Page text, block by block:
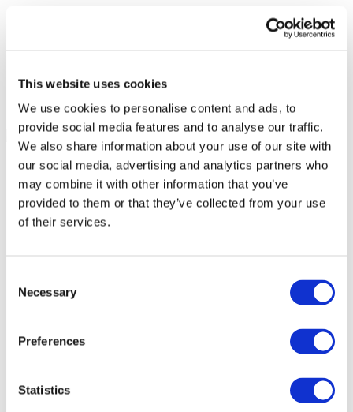
This website uses cookies
We use cookies to personalise content and ads, to
provide social media features and to analyse our traffic.
We also share information about your use of our site with
our social media, advertising and analytics partners who
may combine it with other information that you’ve
provided to them or that they’ve collected from your use
of their services.
Selection
Necessary
Preferences
Statistics
Összes